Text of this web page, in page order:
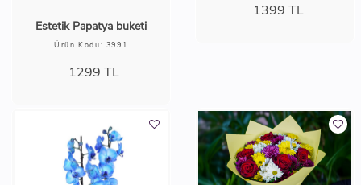
Estetik Papatya buketi
Ürün Kodu: 3991
1299 TL
1399 TL